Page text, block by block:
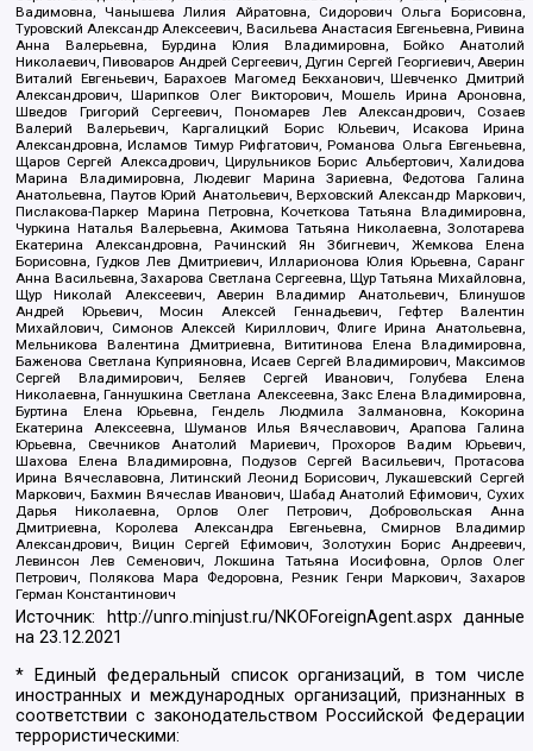
Вадимовна, Чанышева Лилия Айратовна, Сидорович Ольга Борисовна,
Туровский Александр Алексеевич, Васильева Анастасия Евгеньевна, Ривина
Анна Валерьевна, Бурдина Юлия Владимировна, Бойко Анатолий
Николаевич, Пивоваров Андрей Сергеевич, Дугин Сергей Георгиевич, Аверин
Виталий Евгеньевич, Барахоев Магомед Бекханович, Шевченко Дмитрий
Александрович, Шарипков Олег Викторович, Мошель Ирина Ароновна,
Шведов Григорий Сергеевич, Пономарев Лев Александрович, Созаев
Валерий Валерьевич, Каргалицкий Борис Юльевич, Исакова Ирина
Александровна, Исламов Тимур Рифгатович, Романова Ольга Евгеньевна,
Щаров Сергей Алексадрович, Цирульников Борис Альбертович, Халидова
Марина Владимировна, Людевиг Марина Зариевна, Федотова Галина
Анатольевна, Паутов Юрий Анатольевич, Верховский Александр Маркович,
Пислакова-Паркер Марина Петровна, Кочеткова Татьяна Владимировна,
Чуркина Наталья Валерьевна, Акимова Татьяна Николаевна, Золотарева
Екатерина Александровна, Рачинский Ян Збигневич, Жемкова Елена
Борисовна, Гудков Лев Дмитриевич, Илларионова Юлия Юрьевна, Саранг
Анна Васильевна, Захарова Светлана Сергеевна, Щур Татьяна Михайловна,
Щур Николай Алексеевич, Аверин Владимир Анатольевич, Блинушов
Андрей Юрьевич, Мосин Алексей Геннадьевич, Гефтер Валентин
Михайлович, Симонов Алексей Кириллович, Флиге Ирина Анатольевна,
Мельникова Валентина Дмитриевна, Вититинова Елена Владимировна,
Баженова Светлана Куприяновна, Исаев Сергей Владимирович, Максимов
Сергей Владимирович, Беляев Сергей Иванович, Голубева Елена
Николаевна, Ганнушкина Светлана Алексеевна, Закс Елена Владимировна,
Буртина Елена Юрьевна, Гендель Людмила Залмановна, Кокорина
Екатерина Алексеевна, Шуманов Илья Вячеславович, Арапова Галина
Юрьевна, Свечников Анатолий Мариевич, Прохоров Вадим Юрьевич,
Шахова Елена Владимировна, Подузов Сергей Васильевич, Протасова
Ирина Вячеславовна, Литинский Леонид Борисович, Лукашевский Сергей
Маркович, Бахмин Вячеслав Иванович, Шабад Анатолий Ефимович, Сухих
Дарья Николаевна, Орлов Олег Петрович, Добровольская Анна
Дмитриевна, Королева Александра Евгеньевна, Смирнов Владимир
Александрович, Вицин Сергей Ефимович, Золотухин Борис Андреевич,
Левинсон Лев Семенович, Локшина Татьяна Иосифовна, Орлов Олег
Петрович, Полякова Мара Федоровна, Резник Генри Маркович, Захаров
Герман Константинович
Источник: http://unro.minjust.ru/NKOForeignAgent.aspxданные
на23.12.2021
* Единый федеральный список организаций, в том числе
иностранных и международных организаций, признанных в
соответствии с законодательством Российской Федерации
террористическими: